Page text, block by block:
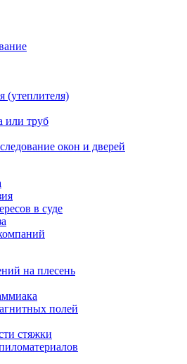
(утеплителя)
или труб
окон и дверей
в суде
на плесень
полей
стяжки